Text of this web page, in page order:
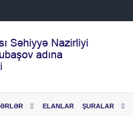
ELANLAR ŞURALAR